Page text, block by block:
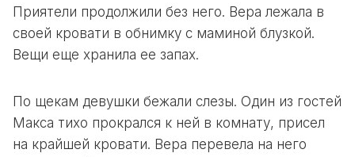
Приятели продолжили без него. Вера лежала в
своей кровати в обнимку с маминой блузкой.
Вещи еще хранила ее запах.
По щекам девушки бежали слезы. Один из гостей
Макса тихо прокрался к ней в комнату, присел
на крайшей кровати. Вера перевела на него